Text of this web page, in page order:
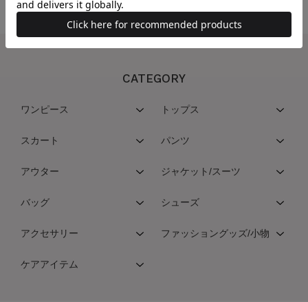
CATEGORY
ワンピース トップス
スカート パンツ
アウター ジャケット/スーツ
バッグ シューズ
アクセサリー ファッショングッズ/小物
ケアアイテム